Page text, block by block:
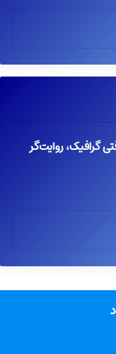
گرافیک، روایت‌گر